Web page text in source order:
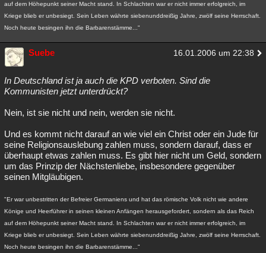
auf dem Höhepunkt seiner Macht stand. In Schlachten war er nicht immer erfolgreich, im
Kriege blieb er unbesiegt. Sein Leben währte siebenunddreißig Jahre, zwölf seine Herrschaft.
Noch heute besingen ihn die Barbarenstämme..."
Suebe 16.01.2006 um 22:38
In Deutschland ist ja auch die KPD verboten. Sind die
Kommunisten jetzt unterdrückt?
Nein, ist sie nicht und nein, werden sie nicht.
Und es kommt nicht darauf an wie viel ein Christ oder ein Jude für
seine Religionsauslebung zahlen muss, sondern darauf, dass er
überhaupt etwas zahlen muss. Es gibt hier nicht um Geld, sondern
um das Prinzip der Nächstenliebe, insbesondere gegenüber
seinen Mitgläubigen.
"Er war unbestritten der Befreier Germaniens und hat das römische Volk nicht wie andere
Könige und Heerführer in seinen kleinen Anfängen herausgefordert, sondern als das Reich
auf dem Höhepunkt seiner Macht stand. In Schlachten war er nicht immer erfolgreich, im
Kriege blieb er unbesiegt. Sein Leben währte siebenunddreißig Jahre, zwölf seine Herrschaft.
Noch heute besingen ihn die Barbarenstämme..."